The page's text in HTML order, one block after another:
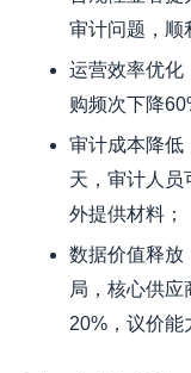
审计问题，顺
运营效率优化
购频次下降
审计成本降低
天，审计人员
外提供材料；
数据价值释放
局，核心供
20%，议价能